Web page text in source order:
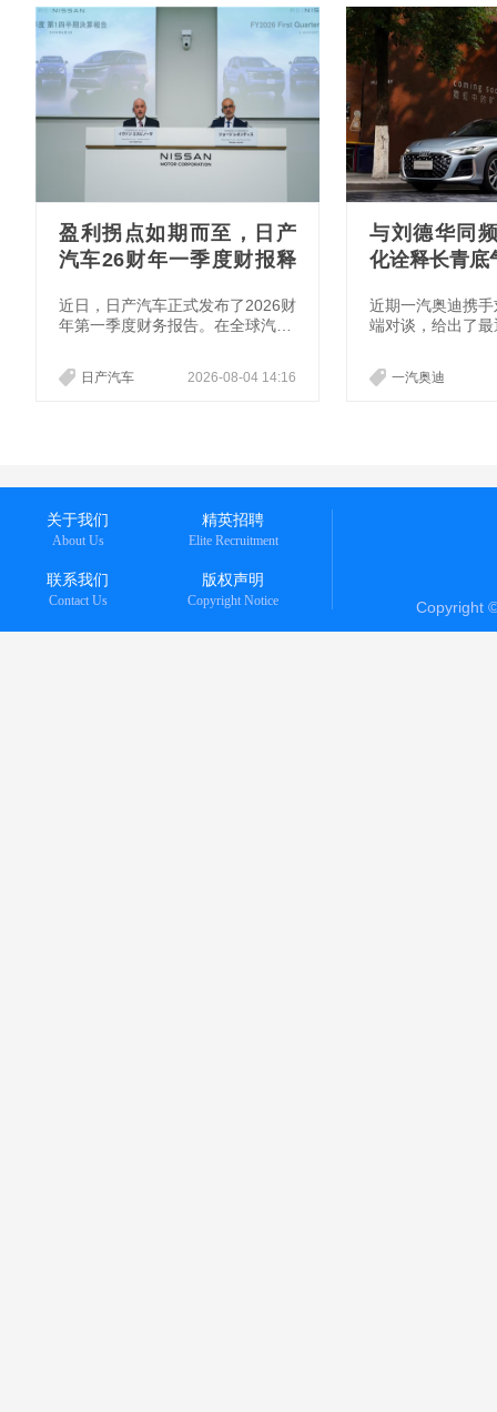
盈利拐点如期而至，日产
汽车26财年一季度财报释
近日，日产汽车正式发布了2026财
年第一季度财务报告。在全球汽车
突、市场竞争加剧的多重压力下，
日产汽车凭借“Re:Nissan”计划的
2026-08-04 14:16
日产汽车
与刘德华同
化诠释长青底
近期一汽奥迪携
端对谈，给出了
逅拥有百年造车
一场关于创新与
一汽奥迪
关于我们
About Us
精英招聘
Elite Recruitment
联系我们
Contact Us
版权声明
Copyright Notice Copyright